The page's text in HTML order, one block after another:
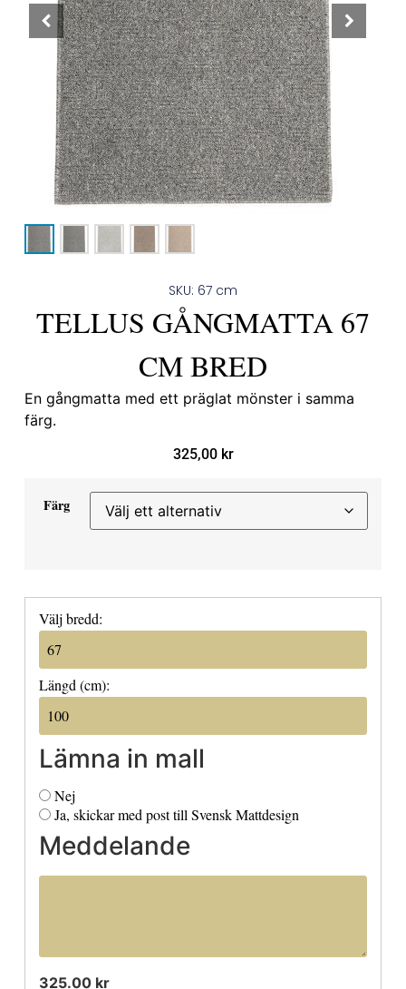
SKU: 67 cm
TELLUS GÅNGMATTA 67
CM BRED
En gångmatta med ett präglat mönster i samma
färg.
325,00 kr
Färg
Välj bredd:
Längd (cm):
Lämna in mall
Nej
Ja, skickar med post till Svensk Mattdesign
Meddelande
325.00 kr